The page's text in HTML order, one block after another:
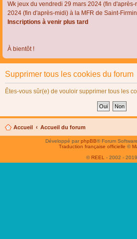
Wk jeux du vendredi 29 mars 2024 (fin d'après-
2024 (fin d'après-midi) à la MFR de Saint-
Inscriptions à venir plus tard
À bientôt !
Supprimer tous les cookies du forum
Êtes-vous sûr(e) de vouloir supprimer tous les
Accueil Accueil du forum
Développé parphpBB® Forum
Traduction française officielle ©
© REEL - 2002 - 2019